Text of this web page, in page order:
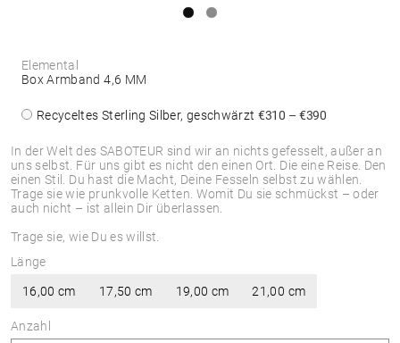
In der Welt des SABOTEUR sind wir an nichts gefesselt, außer an
uns selbst. Für uns gibt es nicht den einen Ort. Die eine Reise. Den
einen Stil. Du hast die Macht, Deine Fesseln selbst zu wählen.
Trage sie wie prunkvolle Ketten. Womit Du sie schmückst – oder
auch nicht – ist allein Dir überlassen.
Trage sie, wie Du es willst.
Elemental
Box Armband 4,6 MM
Recyceltes Sterling Silber, geschwärzt €310 – €390
Länge
16,00 cm 17,50 cm 19,00 cm 21,00 cm
Anzahl